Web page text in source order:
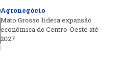
Agronegócio
Mato Grosso lidera expansão
econômica do Centro-Oeste até
2027